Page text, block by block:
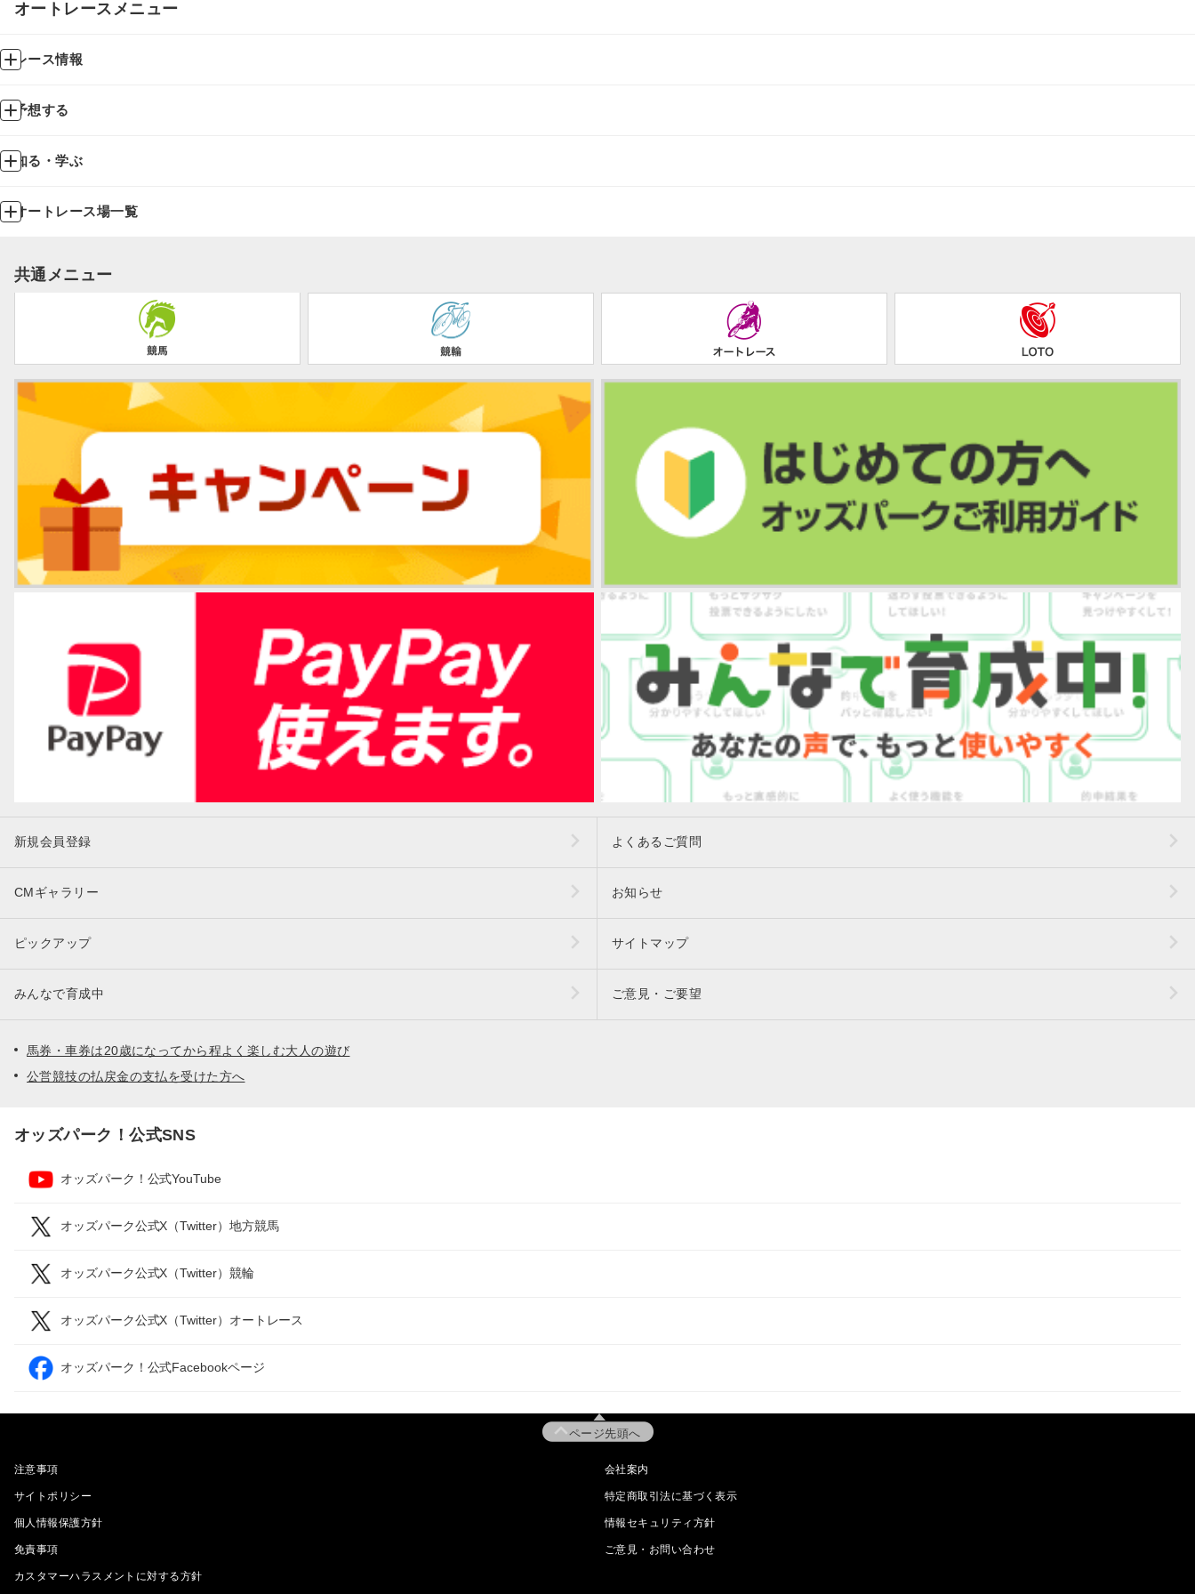
オートレースメニュー
レース情報
予想する
知る・学ぶ
オートレース場一覧
共通メニュー
新規会員登録 よくあるご質問
CMギャラリー お知らせ
ピックアップ サイトマップ
みんなで育成中 ご意見・ご要望
馬券・車券は20歳になってから程よく楽しむ大人の遊び
公営競技の払戻金の支払を受けた方へ
オッズパーク！公式SNS
オッズパーク！公式YouTube
オッズパーク公式X（Twitter）地方競馬
オッズパーク公式X（Twitter）競輪
オッズパーク公式X（Twitter）オートレース
オッズパーク！公式Facebookページ
ページ先頭へ
注意事項 会社案内
サイトポリシー 特定商取引法に基づく表示
個人情報保護方針 情報セキュリティ方針
免責事項 ご意見・お問い合わせ
カスタマーハラスメントに対する方針